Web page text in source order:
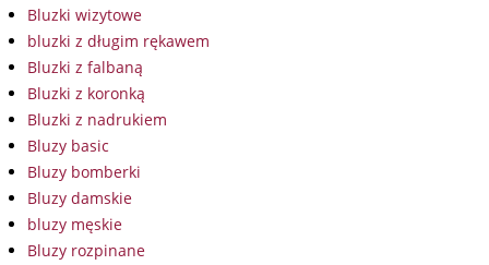
Bluzki wizytowe
bluzki z długim rękawem
Bluzki z falbaną
Bluzki z koronką
Bluzki z nadrukiem
Bluzy basic
Bluzy bomberki
Bluzy damskie
bluzy męskie
Bluzy rozpinane